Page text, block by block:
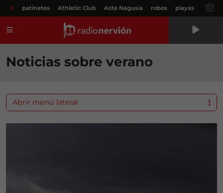
# patinetes Athletic Club Aste Nagusia robos playas
Noticias sobre verano
Abrir menú lateral